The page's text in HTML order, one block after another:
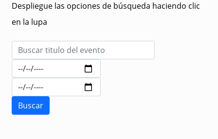
Despliegue las opciones de búsqueda haciendo clic
en la lupa